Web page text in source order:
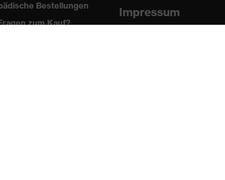
Bestellungen
zum Kauf?
Impressum